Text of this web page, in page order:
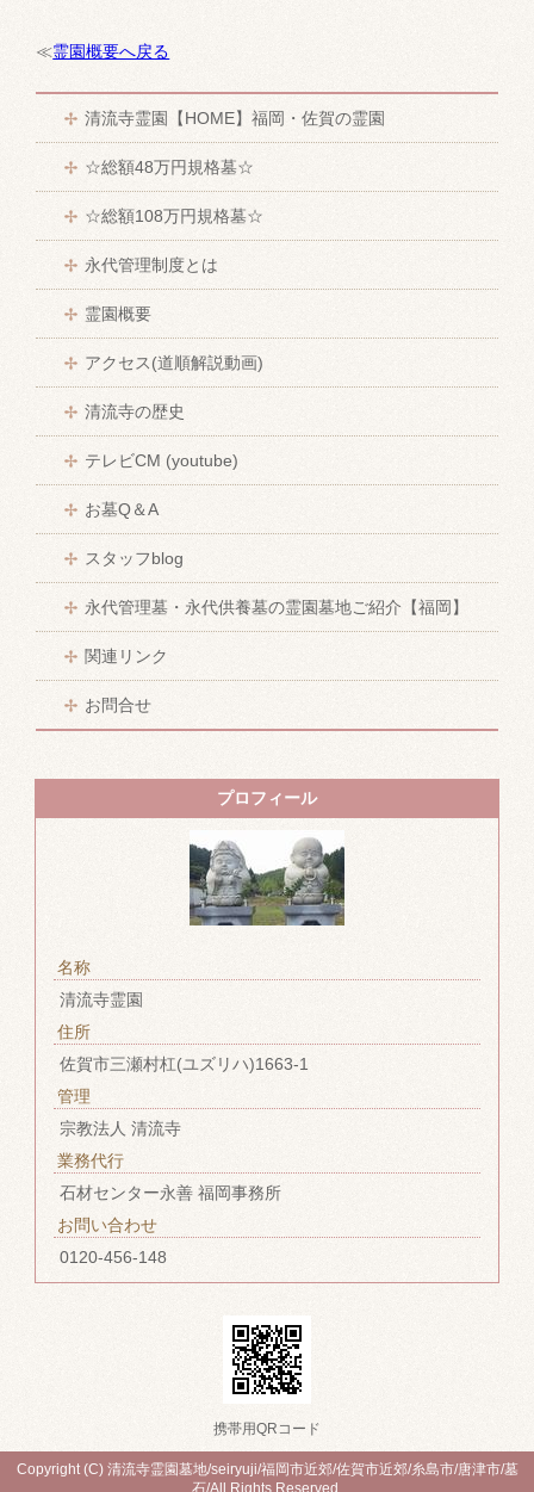
≪霊園概要へ戻る
清流寺霊園【HOME】福岡・佐賀の霊園
☆総額48万円規格墓☆
☆総額108万円規格墓☆
永代管理制度とは
霊園概要
アクセス(道順解説動画)
清流寺の歴史
テレビCM (youtube)
お墓Q＆A
スタッフblog
永代管理墓・永代供養墓の霊園墓地ご紹介【福岡】
関連リンク
お問合せ
プロフィール
名称
清流寺霊園
住所
佐賀市三瀬村杠(ユズリハ)1663-1
管理
宗教法人 清流寺
業務代行
石材センター永善 福岡事務所
お問い合わせ
0120-456-148
携帯用QRコード
Copyright (C) 清流寺霊園墓地/seiryuji/福岡市近郊/佐賀市近郊/糸島市/唐津市/墓
石/All Rights Reserved.